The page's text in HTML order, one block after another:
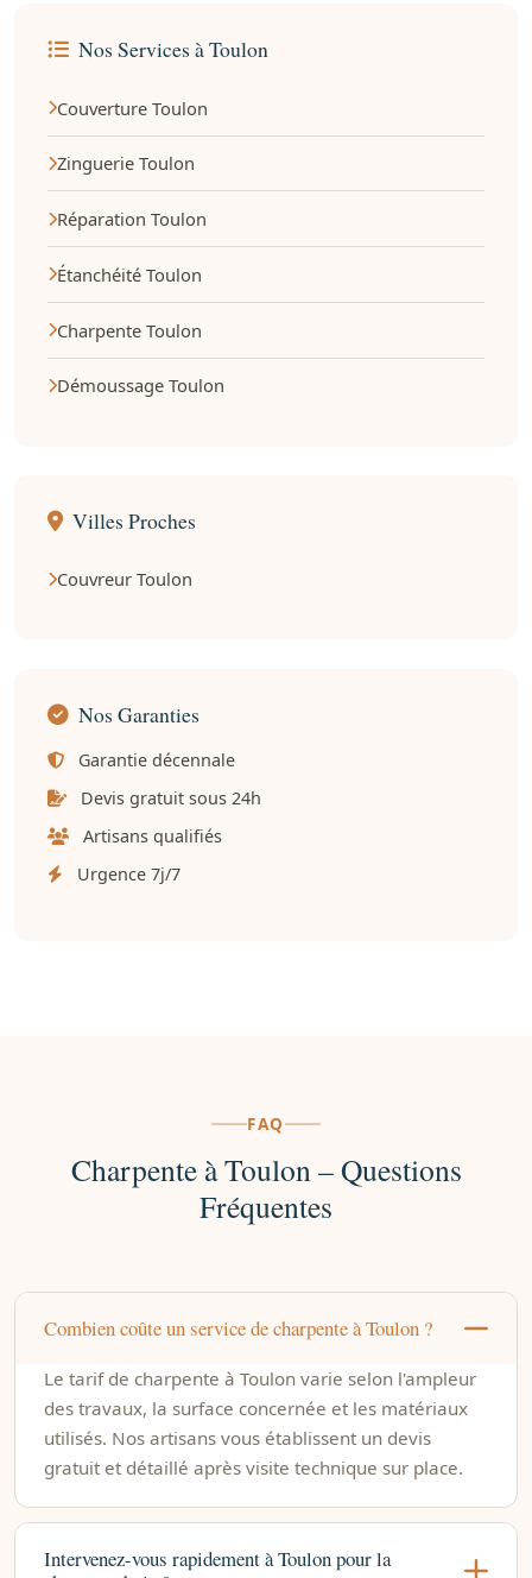
Nos Services à Toulon
Couverture Toulon
Zinguerie Toulon
Réparation Toulon
Étanchéité Toulon
Charpente Toulon
Démoussage Toulon
Villes Proches
Couvreur Toulon
Nos Garanties
Garantie décennale
Devis gratuit sous 24h
Artisans qualifiés
Urgence 7j/7
FAQ
Charpente à Toulon – Questions
Fréquentes
Combien coûte un service de charpente à Toulon ?
Le tarif de charpente à Toulon varie selon l'ampleur
des travaux, la surface concernée et les matériaux
utilisés. Nos artisans vous établissent un devis
gratuit et détaillé après visite technique sur place.
Intervenez-vous rapidement à Toulon pour la